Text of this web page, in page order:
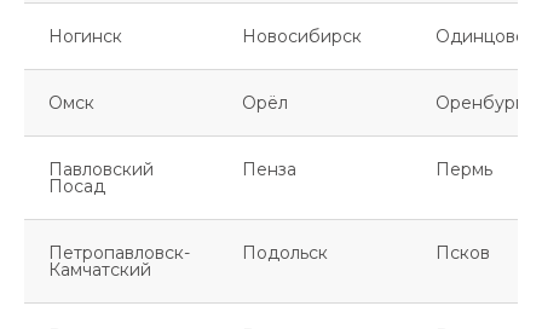
Ногинск Новосибирск Одинцово
Омск Орёл Оренбург
Павловский
Посад
Пенза Пермь
Петропавловск-
Камчатский
Подольск Псков